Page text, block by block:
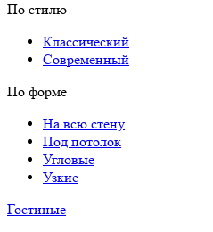
По стилю
Классический
Современный
По форме
На всю стену
Под потолок
Угловые
Узкие
Гостиные